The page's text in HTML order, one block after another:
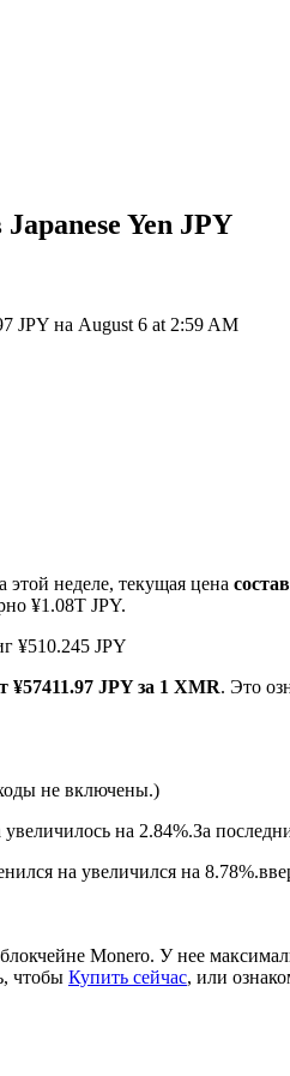
обеспечения
Japanese Yen JPY
JPY на August 6 at 2:59 AM
неделе, текущая цена
¥1.08T JPY.
¥510.245 JPY
¥57411.97 JPY за 1 XMR. Это
не включены.)
на 2.84%.За
на увеличился на
Monero. У нее
чтобы Купить сейчас, или